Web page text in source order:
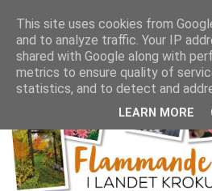
This site uses cookies from
and to analyze traffic. Your IP
shared with Google along with
metrics to ensure quality of
statistics, and to detect and
LEARN MORE